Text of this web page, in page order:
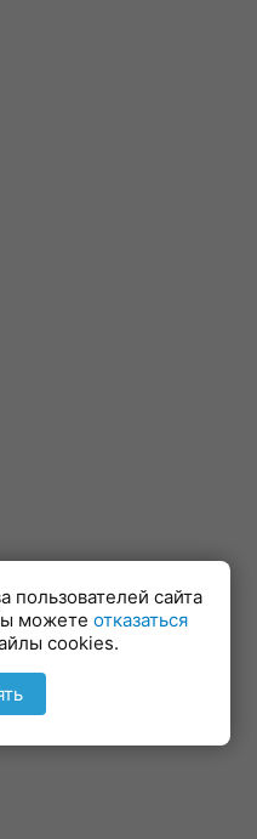
пользователей сайта
можете отказаться
cookies.